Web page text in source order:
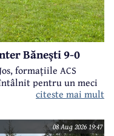
Bănești 9-0
formațiile ACS
pentru un meci
citeste mai mult
08 Aug 2026 19:47